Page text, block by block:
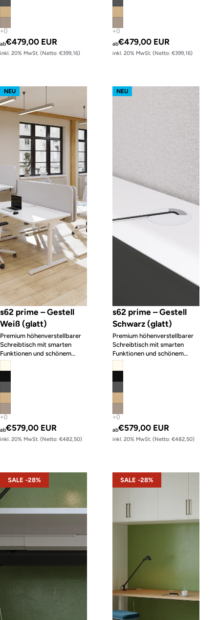
ab€479,00 EUR
inkl. 20% MwSt. (Netto: €399,16)
ab€479,00 EUR
inkl. 20% MwSt. (Netto: €399,16)
s62 prime – Gestell Weiß (glatt)
NEU
s62 prime – Gestell
Weiß (glatt)
Premium höhenverstellbarer
Schreibtisch mit smarten
Funktionen und schönem
Design
ab€579,00 EUR
inkl. 20% MwSt. (Netto: €482,50)
s62 prime – Gestell Schwarz
NEU
s62 prime – Gestell
Schwarz (glatt)
Premium höhenverstellbarer
Schreibtisch mit smarten
Funktionen und schönem
Design
ab€579,00 EUR
inkl. 20% MwSt. (Netto: €482,50)
s22 – Gestell Schwarz (glatt)
SALE -28% s22 – Gestell Weiß (glatt)
SALE -28%